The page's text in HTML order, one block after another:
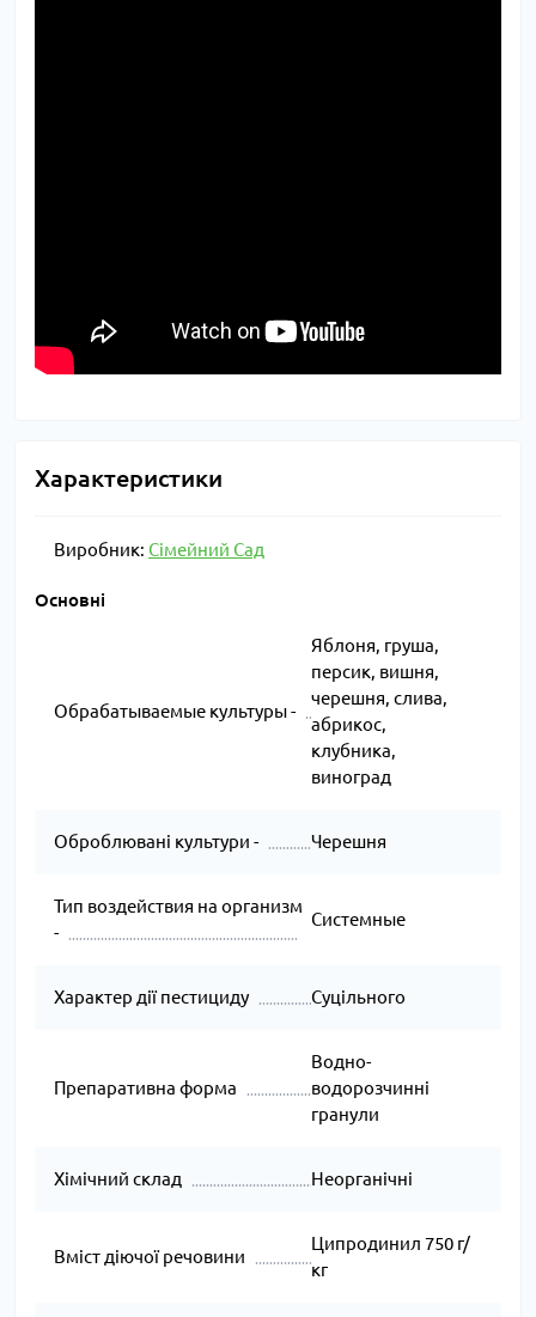
Характеристики
Виробник: Сімейний Сад
Основні
Обрабатываемые культуры -
Яблоня, груша,
персик, вишня,
черешня, слива,
абрикос,
клубника,
виноград
Оброблювані культури - Черешня
Тип воздействия на организм
-
Системные
Характер дії пестициду Суцільного
Препаративна форма
Водно-
водорозчинні
гранули
Хімічний склад Неорганічні
Вміст діючої речовини
Ципродинил 750 г/
кг